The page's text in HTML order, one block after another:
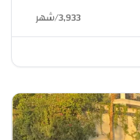
3,933
/شهر